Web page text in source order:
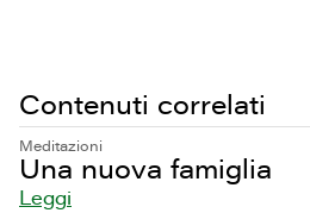
Contenuti correlati
Meditazioni
Una nuova famiglia
Leggi